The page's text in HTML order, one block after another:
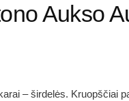
Aukso
– širdelės. Kruopščiai